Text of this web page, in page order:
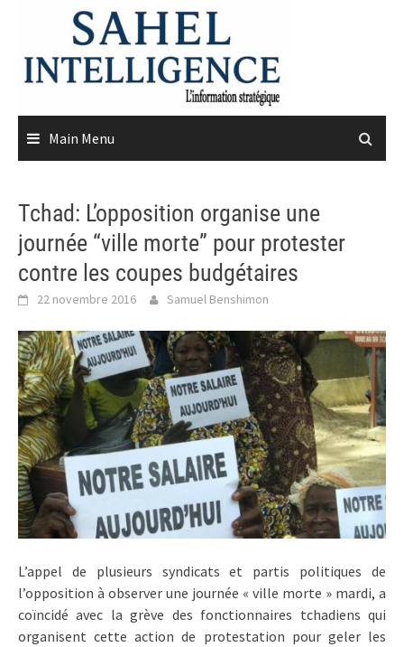
content
Main Menu
Tchad: L’opposition organise une
journée “ville morte” pour protester
contre les coupes budgétaires
22 novembre 2016 Samuel Benshimon
L’appel de plusieurs syndicats et partis politiques de
l’opposition à observer une journée « ville morte » mardi, a
coïncidé avec la grève des fonctionnaires tchadiens qui
organisent cette action de protestation pour geler les